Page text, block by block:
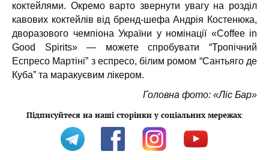
коктейлями. Окремо варто звернути увагу на розділ
кавових коктейлів від бренд-шефа Андрія Костенюка,
дворазового чемпіона України у номінації «Coffee in
Good Spirits» — можете спробувати “Тропічний
Еспресо Мартіні” з еспресо, білим ромом “Сантьяго де
Куба” та маракуєвим лікером.
Головна фото: «Ліс Бар»
Підписуйтеся на наші сторінки у соціальних мережах: